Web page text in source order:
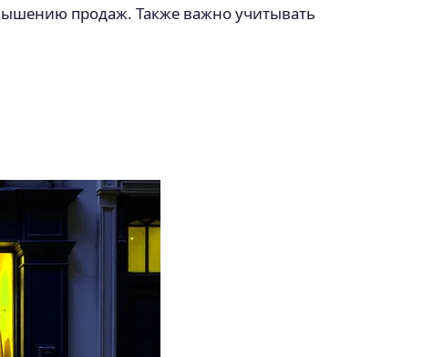
продаж. Также важно учитывать